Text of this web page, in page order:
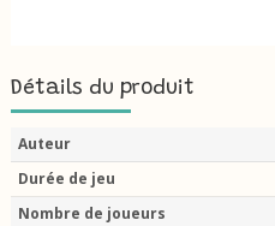
Détails du produit
Auteur
Durée de jeu
Nombre de joueurs